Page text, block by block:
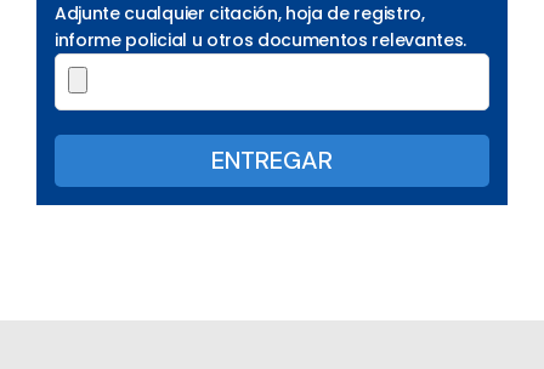
Adjunte cualquier citación, hoja de registro,
informe policial u otros documentos relevantes.